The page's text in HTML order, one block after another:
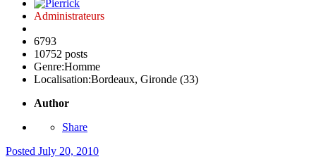
Administrateurs
6793
10752 posts
Genre:Homme
Localisation:Bordeaux, Gironde (33)
Author
Share
Posted July 20, 2010